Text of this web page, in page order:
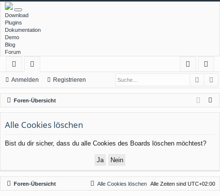
Download
Plugins
Dokumentation
Demo
Blog
Forum
ch
ne
llz
ug
rif
or
en
m
el
n
ist
rie
n
Anmelden Registrieren
Foren-Übersicht
Alle Cookies löschen
Bist du dir sicher, dass du alle Cookies des Boards löschen möchtest?
Foren-Übersicht Alle Zeiten sind UTC+02:00
Alle Cookies löschen